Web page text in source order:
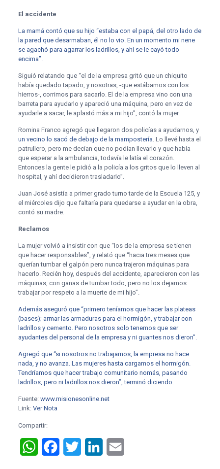
El accidente
La mamá contó que su hijo “estaba con el papá, del otro lado de
la pared que desarmaban, él no lo vio. En un momento mi nene
se agachó para agarrar los ladrillos, y ahí se le cayó todo
encima”.
Siguió relatando que “el de la empresa gritó que un chiquito
había quedado tapado, y nosotras, -que estábamos con los
hierros-, corrimos para sacarlo. El de la empresa vino con una
barreta para ayudarlo y apareció una máquina, pero en vez de
ayudarle a sacar, le aplastó más a mi hijo”, contó la mujer.
Romina Franco agregó que llegaron dos policías a ayudarnos, y
un vecino lo sacó de debajo de la mampostería. Lo llevé hasta el
patrullero, pero me decían que no podían llevarlo y que había
que esperar a la ambulancia, todavía le latía el corazón.
Entonces la gente le pidió a la policía a los gritos que lo lleven al
hospital, y ahí decidieron trasladarlo”.
Juan José asistía a primer grado turno tarde de la Escuela 125, y
el miércoles dijo que faltaría para quedarse a ayudar en la obra,
contó su madre.
Reclamos
La mujer volvió a insistir con que “los de la empresa se tienen
que hacer responsables”, y relató que “hacia tres meses que
querían tumbar el galpón pero nunca trajeron máquinas para
hacerlo. Recién hoy, después del accidente, aparecieron con las
máquinas, con ganas de tumbar todo, pero no los dejamos
trabajar por respeto a la muerte de mi hijo”.
Además aseguró que “primero teníamos que hacer las plateas
(bases); armar las armaduras para el hormigón, y trabajar con
ladrillos y cemento. Pero nosotros solo tenemos que ser
ayudantes del personal de la empresa y ni guantes nos dieron”.
Agregó que “si nosotros no trabajamos, la empresa no hace
nada, y no avanza. Las mujeres hasta cargamos el hormigón.
Tendríamos que hacer trabajo comunitario nomás, pasando
ladrillos, pero ni ladrillos nos dieron”, terminó diciendo.
Fuente: www.misionesonline.net
Link: Ver Nota
Compartir:
WhatsAppFacebookTwitter LinkedIn